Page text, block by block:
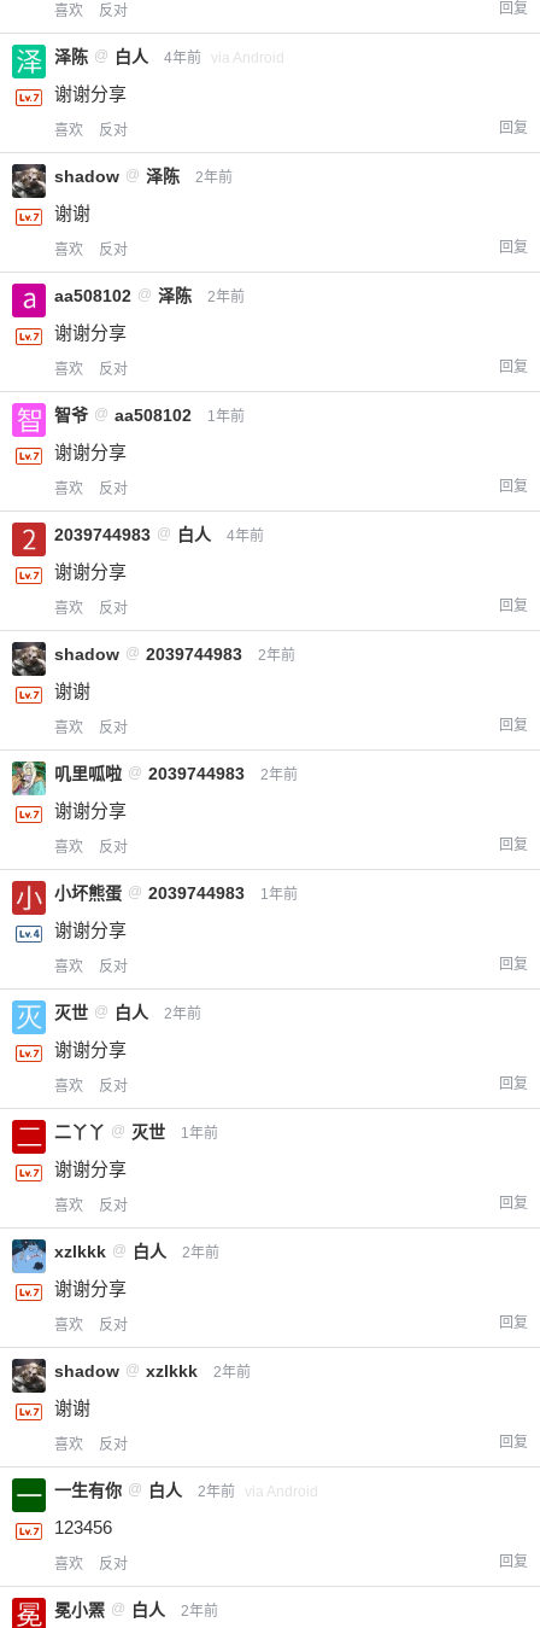
2
立刻支付
喜欢 反对 回复
泽陈 @ 白人 4年前 via Android
谢谢分享
喜欢 反对 回复
shadow @ 泽陈 2年前
谢谢
喜欢 反对 回复
aa508102 @ 泽陈 2年前
谢谢分享
喜欢 反对 回复
智爷 @ aa508102 1年前
谢谢分享
喜欢 反对 回复
2039744983 @ 白人 4年前
谢谢分享
喜欢 反对 回复
shadow @ 2039744983 2年前
谢谢
喜欢 反对 回复
叽里呱啦 @ 2039744983 2年前
谢谢分享
喜欢 反对 回复
小坏熊蛋 @ 2039744983 1年前
谢谢分享
喜欢 反对 回复
灭世 @ 白人 2年前
谢谢分享
喜欢 反对 回复
二丫丫 @ 灭世 1年前
谢谢分享
喜欢 反对 回复
xzlkkk @ 白人 2年前
谢谢分享
喜欢 反对 回复
shadow @ xzlkkk 2年前
谢谢
喜欢 反对 回复
一生有你 @ 白人 2年前 via Android
123456
喜欢 反对 回复
冕小罴 @ 白人 2年前
限。
忘记密码？找回